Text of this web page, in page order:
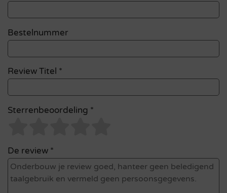
Bestelnummer
Review Titel *
Sterrenbeoordeling *
De review *